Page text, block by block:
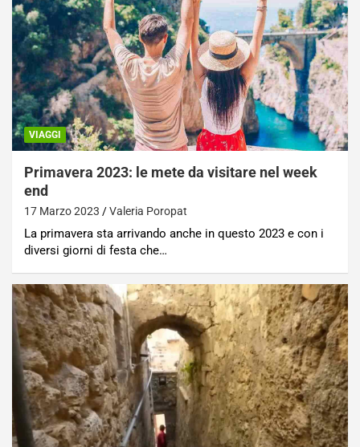
VIAGGI
Primavera 2023: le mete da visitare nel week
end
17 Marzo 2023 Valeria Poropat
La primavera sta arrivando anche in questo 2023 e con i
diversi giorni di festa che…